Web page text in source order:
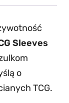
Sleeves
o
TCG.